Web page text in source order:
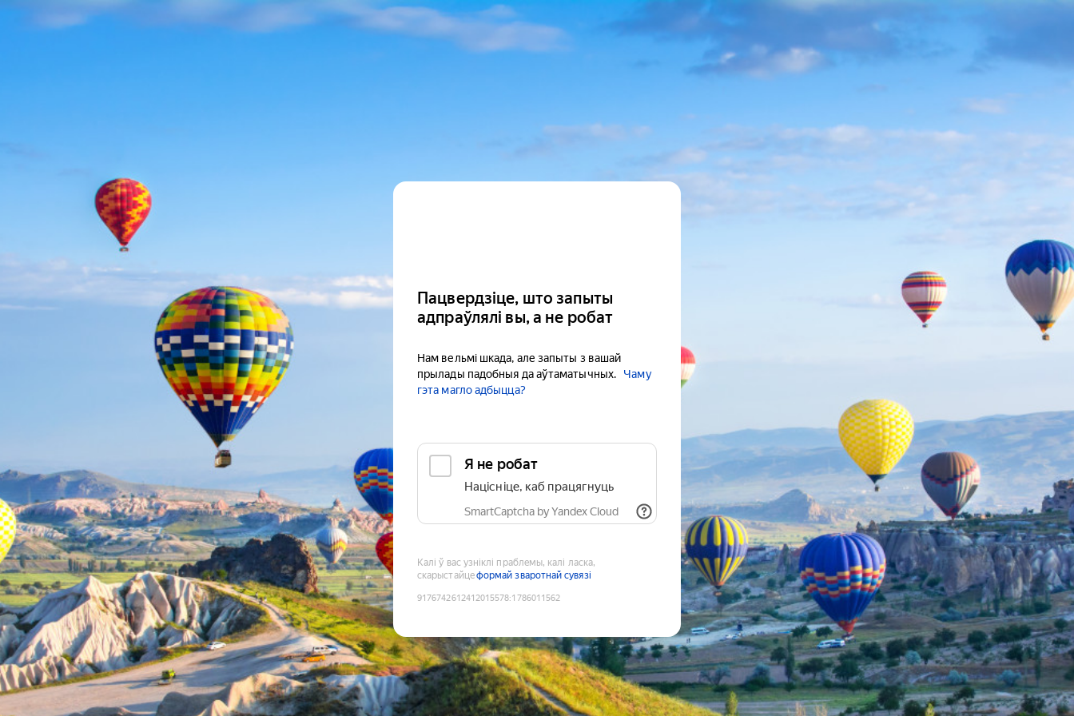
Пацвердзіце, што запыты
адпраўлялі вы, а не робат
Нам вельмі шкада, але запыты з вашай
прылады падобныя да аўтаматычных.
Чаму
гэта магло адбыцца?
Я не робат
Націсніце, каб працягнуць
SmartCaptcha by Yandex Cloud
Калі ў вас узніклі праблемы, калі ласка,
скарыстайцеформай зваротнай сувязі
9176742612412015578:1786011562